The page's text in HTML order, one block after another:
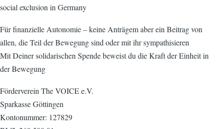
social exclusion in Germany
Für finanzielle Autonomie – keine Anträgem aber ein Beitrag von
allen, die Teil der Bewegung sind oder mit ihr sympathisieren
Mit Deiner solidarischen Spende beweist du die Kraft der Einheit in
der Bewegung
Förderverein The VOICE e.V.
Sparkasse Göttingen
Kontonummer: 127829